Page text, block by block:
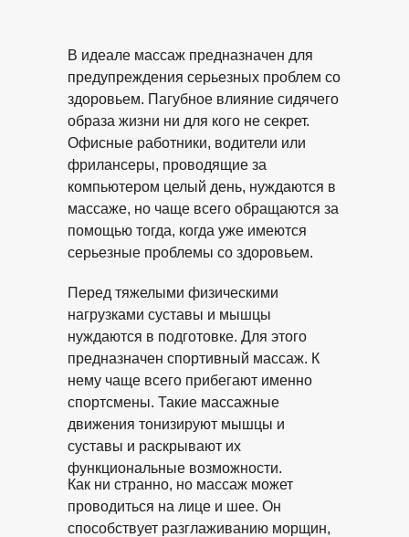
В идеале массаж предназначен для
предупреждения серьезных проблем со
здоровьем. Пагубное влияние сидячего
образа жизни ни для кого не секрет.
Офисные работники, водители или
фрилансеры, проводящие за
компьютером целый день, нуждаются в
массаже, но чаще всего обращаются за
помощью тогда, когда уже имеются
серьезные проблемы со здоровьем.
Перед тяжелыми физическими
нагрузками суставы и мышцы
нуждаются в подготовке. Для этого
предназначен спортивный массаж. К
нему чаще всего прибегают именно
спортсмены. Такие массажные
движения тонизируют мышцы и
суставы и раскрывают их
функциональные возможности.
Как ни странно, но массаж может
проводиться на лице и шее. Он
способствует разглаживанию морщин,